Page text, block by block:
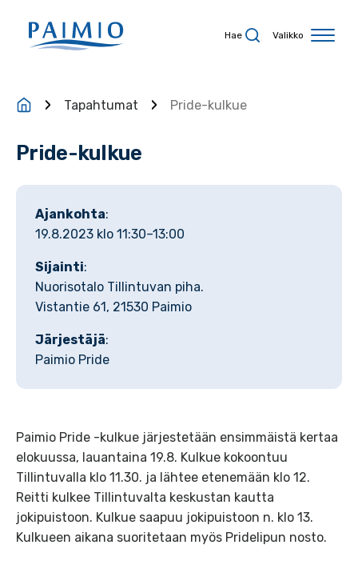
Hae Valikko
Tapahtumat Pride-kulkue
Pride-kulkue
Ajankohta:
19.8.2023 klo 11:30–13:00
Sijainti:
Nuorisotalo Tillintuvan piha.
Vistantie 61, 21530 Paimio
Järjestäjä:
Paimio Pride
Paimio Pride -kulkue järjestetään ensimmäistä kertaa
elokuussa, lauantaina 19.8. Kulkue kokoontuu
Tillintuvalla klo 11.30. ja lähtee etenemään klo 12.
Reitti kulkee Tillintuvalta keskustan kautta
jokipuistoon. Kulkue saapuu jokipuistoon n. klo 13.
Kulkueen aikana suoritetaan myös Pridelipun nosto.